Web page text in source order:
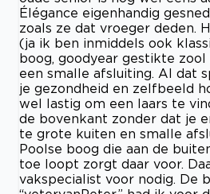
Élégance eigenhandig
zoals ze dat vroeger deden.
(ja ik ben inmiddels ook
boog, goodyear gestikte
een smalle afsluiting. Al dat
je gezondheid en zelfbeeld
wel lastig om een laars te
de bovenkant zonder dat je
te grote kuiten en smalle
Poolse boog die aan de
toe loopt zorgt daar voor.
vakspecialist voor nodig. De